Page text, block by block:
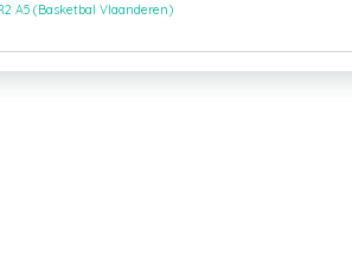
A5 (Basketbal Vlaanderen)